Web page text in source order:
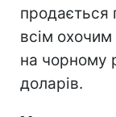
продається
всім
на чорному
доларів.